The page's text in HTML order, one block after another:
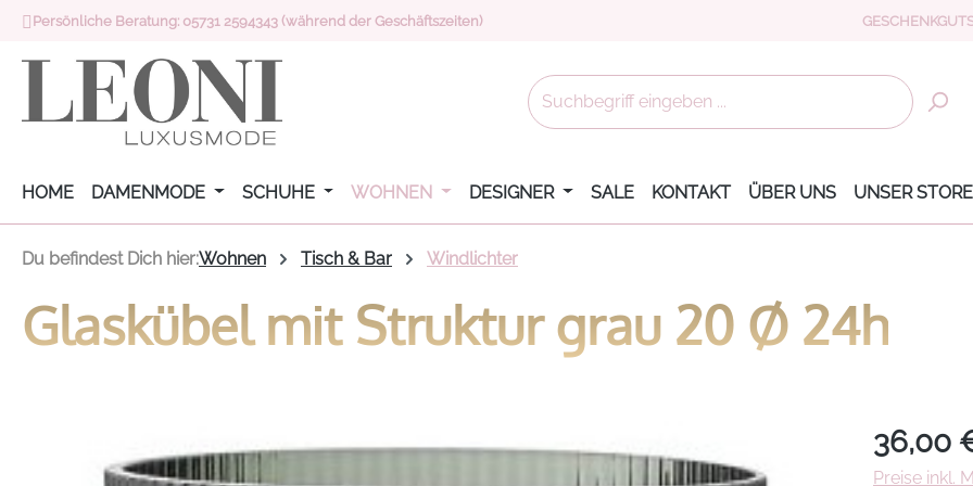
Hauptinhalt springen
Zur Suche springen
Zur Hauptnavigation springen
Persönliche Beratung: 05731 2594343 (während der Geschäftszeiten)
HOME DAMENMODE SCHUHE WOHNEN DESIGNER SALE KONTAKT ÜBER UNS UNSER STORE
Du befindest Dich hier:Wohnen Tisch & Bar Windlichter
Glaskübel mit Struktur grau 20 Ø 24h
Regulärer
36,00
Preise inkl.